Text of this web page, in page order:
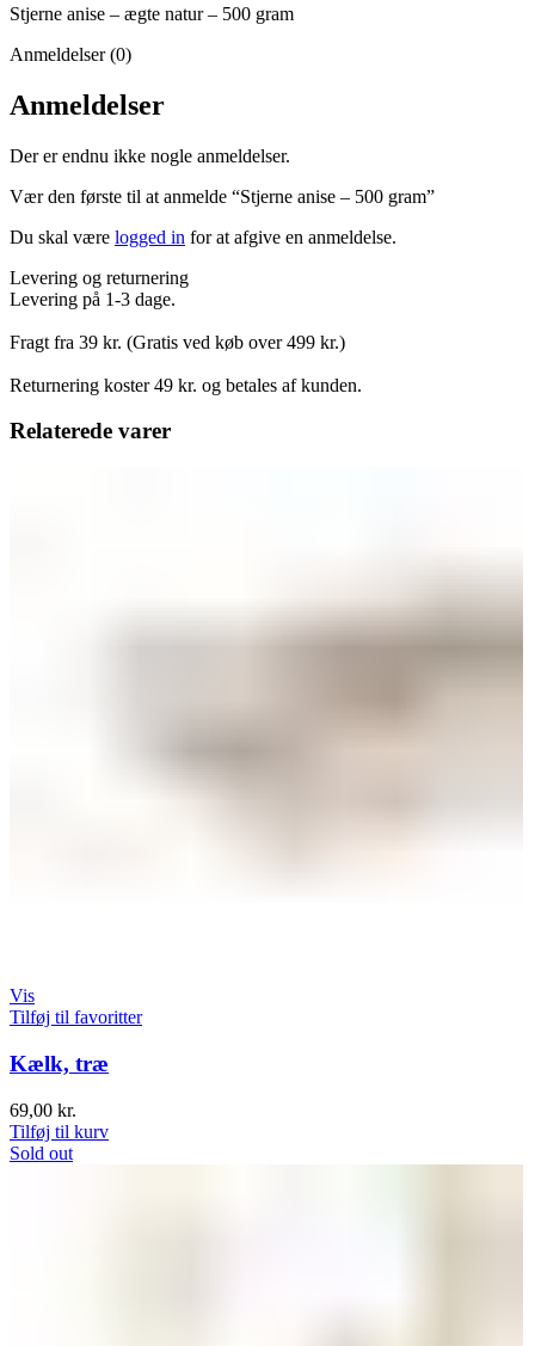
Stjerne anise – ægte natur – 500 gram
Anmeldelser (0)
Anmeldelser
Der er endnu ikke nogle anmeldelser.
Vær den første til at anmelde “Stjerne anise – 500 gram”
Du skal være logged in for at afgive en anmeldelse.
Levering og returnering
Levering på 1-3 dage.
Fragt fra 39 kr. (Gratis ved køb over 499 kr.)
Returnering koster 49 kr. og betales af kunden.
Relaterede varer
Vis
Tilføj til favoritter
Kælk, træ
69,00 kr.
Tilføj til kurv
Sold out